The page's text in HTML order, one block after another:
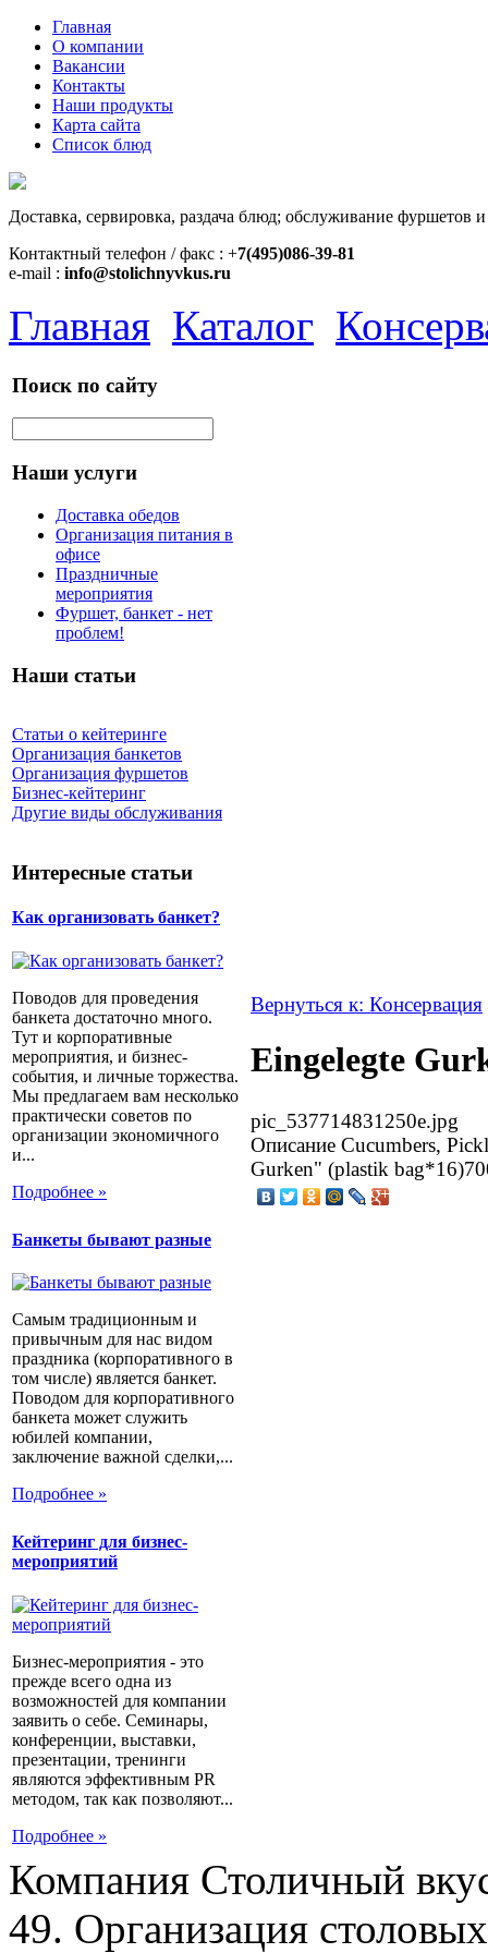
Главная
О компании
Вакансии
Контакты
Наши продукты
Карта сайта
Список блюд
Доставка, сервировка, раздача блюд; обслуживание фуршетов
Контактный телефон / факс : +7(495)086-39-81
e-mail : info@stolichnyvkus.ru
Главная Каталог
Поиск по сайту
Наши услуги
Доставка обедов
Организация питания в
офисе
Праздничные
мероприятия
Фуршет, банкет - нет
проблем!
Наши статьи
Статьи о кейтеринге
Организация банкетов
Организация фуршетов
Бизнес-кейтеринг
Другие виды обслуживания
Интересные статьи
Как организовать банкет?
Поводов для проведения
банкета достаточно много.
Тут и корпоративные
мероприятия, и бизнес-
события, и личные торжества.
Мы предлагаем вам несколько
практически советов по
организации экономичного
и...
Подробнее »
Банкеты бывают разные
Самым традиционным и
привычным для нас видом
праздника (корпоративного в
том числе) является банкет.
Поводом для корпоративного
банкета может служить
юбилей компании,
заключение важной сделки,...
Подробнее »
Кейтеринг для бизнес-
мероприятий
Бизнес-мероприятия - это
прежде всего одна из
возможностей для компании
заявить о себе. Семинары,
конференции, выставки,
презентации, тренинги
являются эффективным PR
методом, так как позволяют...
Подробнее »
Вернуться к: Консервация
Eingelegte
pic_537714831250e.jpg
Описание Cucumbers,
Gurken" (plastik
Компания Столичный
49. Организация